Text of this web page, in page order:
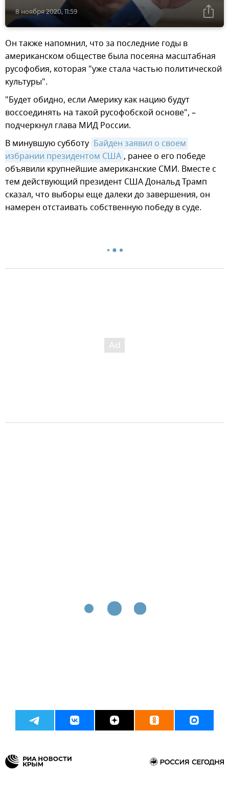
8 ноября 2020, 11:59
Он также напомнил, что за последние годы в
американском обществе была посеяна масштабная
русофобия, которая "уже стала частью политической
культуры".
"Будет обидно, если Америку как нацию будут
воссоединять на такой русофобской основе", –
подчеркнул глава МИД России.
В минувшую субботу Байден заявил о своем
избрании президентом США , ранее о его победе
объявили крупнейшие американские СМИ. Вместе с
тем действующий президент США Дональд Трамп
сказал, что выборы еще далеки до завершения, он
намерен отстаивать собственную победу в суде.